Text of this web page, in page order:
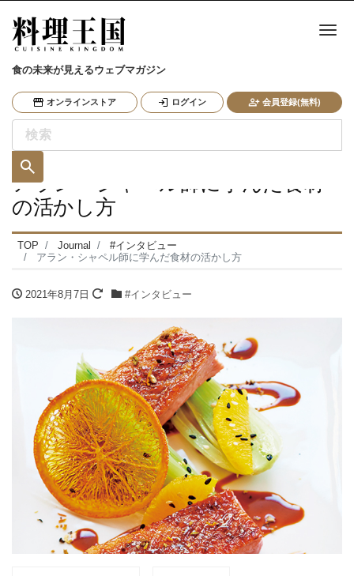
食の未来が見えるウェブマガジン
オンラインストア ログイン 会員登録(無料)
ナ
アラン・シャペル師に学んだ食材
の活かし方
TOP Journal
#インタビュー
アラン・シャペル師に学んだ食材の活かし方
2021年8月7日 #インタビュー